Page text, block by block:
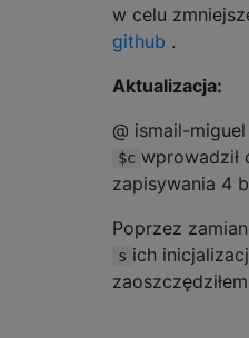
w celu
github .
Aktualizacja:
@ ismail-
$c wprowadził
zapisywania 4
Poprzez
s ich